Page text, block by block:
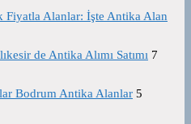
Fiyatla Alanlar: İşte Antika Alan
de Antika Alımı Satımı 7
Bodrum Antika Alanlar 5